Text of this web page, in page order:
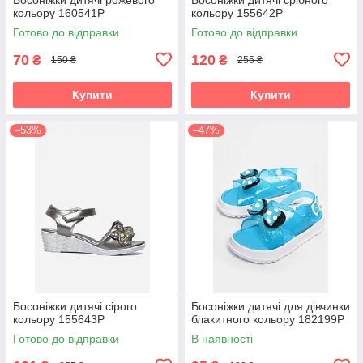
кольору 160541P
Готово до відправки
70 ₴ 150 ₴
Купити
кольору 155642P
Готово до відправки
120 ₴ 255 ₴
Купити
–53%
Босоніжки дитячі сірого
кольору 155643P
Готово до відправки
–47%
Босоніжки дитячі для дівчинки
блакитного кольору 182199P
В наявності